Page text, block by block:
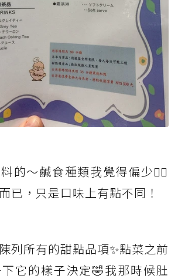
的～鹹食種類我覺得偏少👆🏻
已，只是口味上有點不同！
列所有的甜點品項✨點菜之前
它的樣子決定🤣我那時候肚